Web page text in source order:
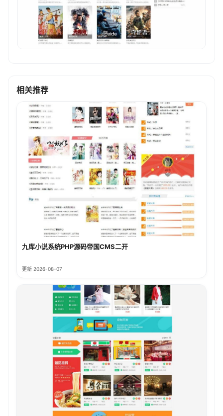
相关推荐
九库小说系统PHP源码帝国CMS二开
更新 2026-08-07